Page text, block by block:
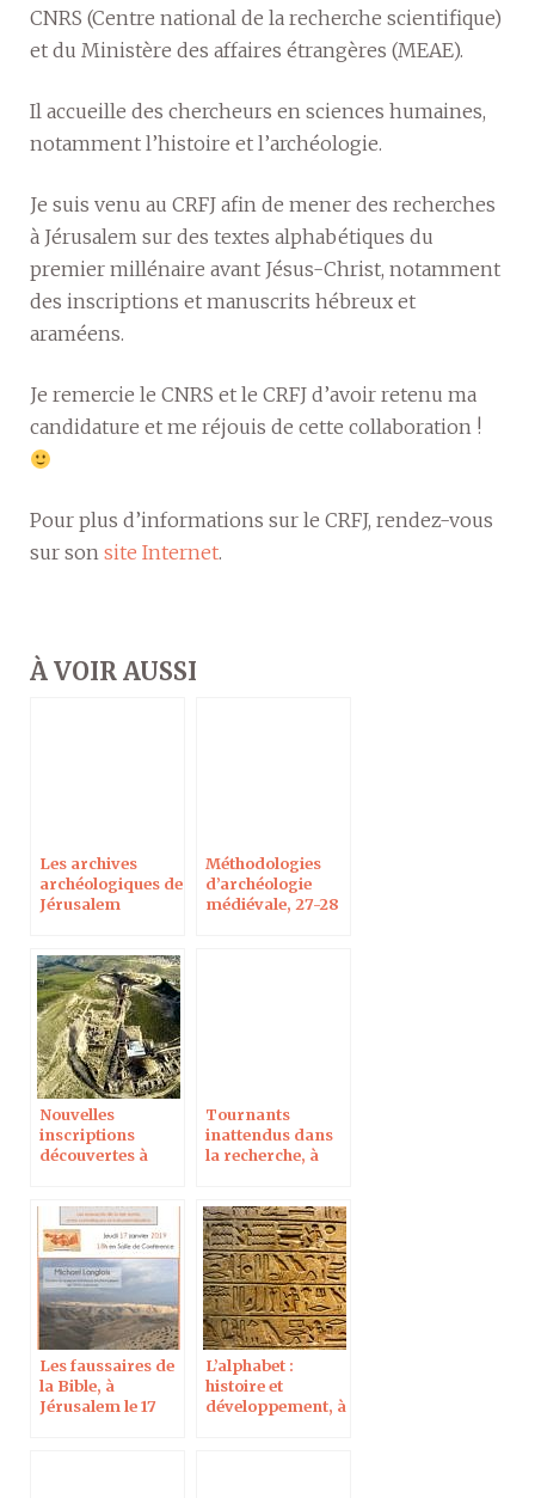
CNRS (Centre national de la recherche scientifique)
et du Ministère des affaires étrangères (MEAE).
Il accueille des chercheurs en sciences humaines,
notamment l’histoire et l’archéologie.
Je suis venu au CRFJ afin de mener des recherches
à Jérusalem sur des textes alphabétiques du
premier millénaire avant Jésus-Christ, notamment
des inscriptions et manuscrits hébreux et
araméens.
Je remercie le CNRS et le CRFJ d’avoir retenu ma
candidature et me réjouis de cette collaboration !
Pour plus d’informations sur le CRFJ, rendez-vous
sur son site Internet.
À VOIR AUSSI
Les archives
archéologiques de
Jérusalem
Méthodologies
d’archéologie
médiévale, 27-28
Nouvelles
inscriptions
découvertes à
avril 2019
Tournants
inattendus dans
la recherche, à
Les faussaires de
la Bible, à
Jérusalem le 17
L’alphabet :
histoire et
développement, à